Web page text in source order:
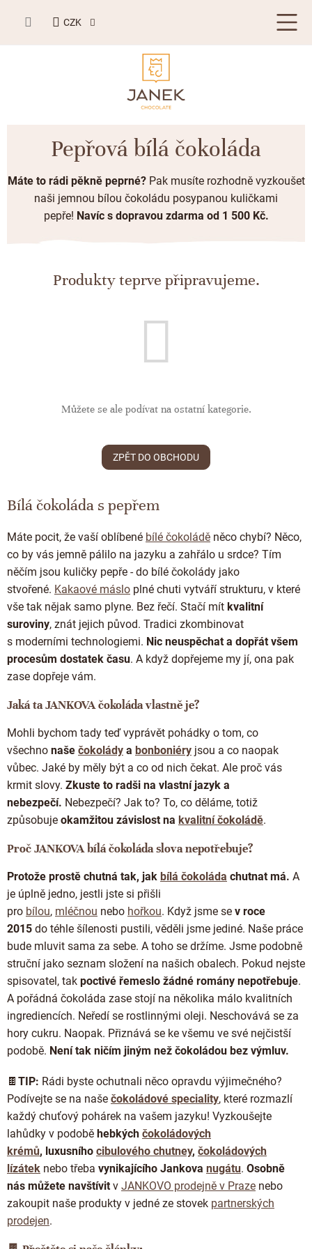
CZK
NÁKUPNÍ
KOŠÍK
BESTSELLERY
TABULKOVÁ ČOKOLÁDA
Plněné čokolády
Mléčná čokoláda
BONBONIERY, PRALINKY A LANÝŽE
Nugát
Letní dárky ☀️
Návrat do školy
Vánoční čokolády
Exkluzivní (limitované) spolupráce
ZAKÁZKOVÁ VÝROBA
Cibulové chutney
Proteinová čokoláda
Čokoládové nářadí
Snídaňové kaše
Káva - Coffeespot
Ořechy a ovoce
Doplňkový prodej
Čokoládové nápoje
Kokosový cukr
Čokoláda k dalšímu zpracování
Pepřová bílá čokoláda
Máte to rádi pěkně peprné?Pak musíte rozhodně vyzkoušet
naši jemnou bílou čokoládu posypanou kuličkami
pepře! Navíc s dopravou zdarma od 1 500 Kč.
Produkty teprve připravujeme.
Můžete se ale podívat na ostatní kategorie.
ZPĚT DO OBCHODU
Bílá čokoláda s pepřem
Máte pocit, že vaší oblíbené bílé čokoládě něco chybí? Něco,
co by vás jemně pálilo na jazyku a zahřálo u srdce? Tím
něčím jsou kuličky pepře - do bílé čokolády jako
stvořené. Kakaové máslo plné chuti vytváří strukturu, v které
vše tak nějak samo plyne. Bez řečí. Stačí mít kvalitní
suroviny, znát jejich původ. Tradici zkombinovat
s moderními technologiemi. Nic neuspěchat a dopřát všem
procesům dostatek času. A když dopřejeme my jí, ona pak
zase dopřeje vám.
Jaká ta JANKOVA čokoláda vlastně je?
Mohli bychom tady teď vyprávět pohádky o tom, co
všechno naše čokolády a bonboniéry jsou a co naopak
vůbec. Jaké by měly být a co od nich čekat. Ale proč vás
krmit slovy. Zkuste to radši na vlastní jazyk a
nebezpečí. Nebezpečí? Jak to? To, co děláme, totiž
způsobuje okamžitou závislost na kvalitní čokoládě.
Proč JANKOVA bílá čokoláda slova nepotřebuje?
Protože prostě chutná tak, jak bílá čokoláda chutnat má. A
je úplně jedno, jestli jste si přišli
pro bílou, mléčnou nebo hořkou. Když jsme se v roce
2015 do téhle šílenosti pustili, věděli jsme jediné. Naše práce
bude mluvit sama za sebe. A toho se držíme. Jsme podobně
struční jako seznam složení na našich obalech. Pokud nejste
spisovatel, tak poctivé řemeslo žádné romány nepotřebuje.
A pořádná čokoláda zase stojí na několika málo kvalitních
ingrediencích. Neředí se rostlinnými oleji. Neschovává se za
hory cukru. Naopak. Přiznává se ke všemu ve své nejčistší
podobě. Není tak ničím jiným než čokoládou bez výmluv.
🍫 TIP: Rádi byste ochutnali něco opravdu výjimečného?
Podívejte se na naše čokoládové speciality, které rozmazlí
každý chuťový pohárek na vašem jazyku! Vyzkoušejte
lahůdky v podobě hebkých čokoládových
krémů, luxusního cibulového chutney, čokoládových
lízátek nebo třeba vynikajícího Jankova nugátu. Osobně
nás můžete navštívit v JANKOVO prodejně v Praze nebo
zakoupit naše produkty v jedné ze stovek partnerských
prodejen.